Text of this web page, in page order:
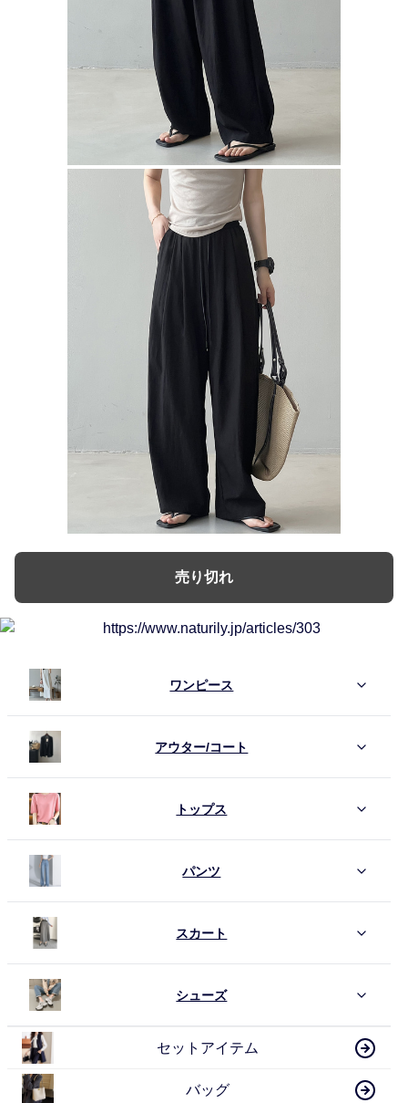
売り切れ
ワンピース
アウター/コート
トップス
パンツ
スカート
シューズ
セットアイテム
バッグ